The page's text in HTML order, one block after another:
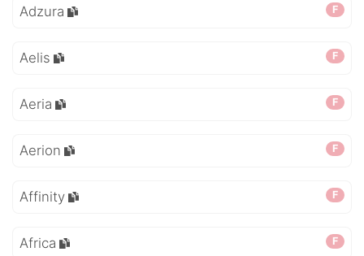
F
Adzura
F
Aelis
F
Aeria
F
Aerion
F
Affinity
F
Africa